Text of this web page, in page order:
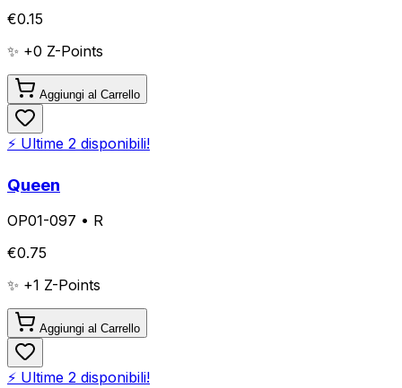
€0.15
✨ +0 Z-Points
Aggiungi al Carrello
⚡ Ultime 2 disponibili!
Queen
OP01-097 • R
€0.75
✨ +1 Z-Points
Aggiungi al Carrello
⚡ Ultime 2 disponibili!